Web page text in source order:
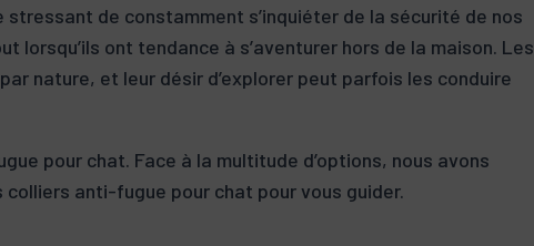
de constamment s’inquiéter de la sécurité de nos
lorsqu’ils ont tendance à s’aventurer hors de la maison. Les
nature, et leur désir d’explorer peut parfois les conduire
pour chat. Face à la multitude d’options, nous avons
anti-fugue pour chat pour vous guider.